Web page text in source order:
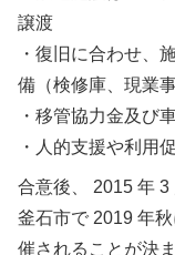
譲渡
・復旧に合わせ、
備（検修庫、現業
・移管協力金及び
・人的支援や利用
合意後、 2015 年
釜石市で 2019 年
催されることが決